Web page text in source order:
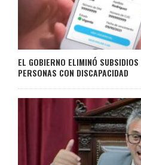
EL GOBIERNO ELIMINÓ
PERSONAS CON DISCAPACIDAD